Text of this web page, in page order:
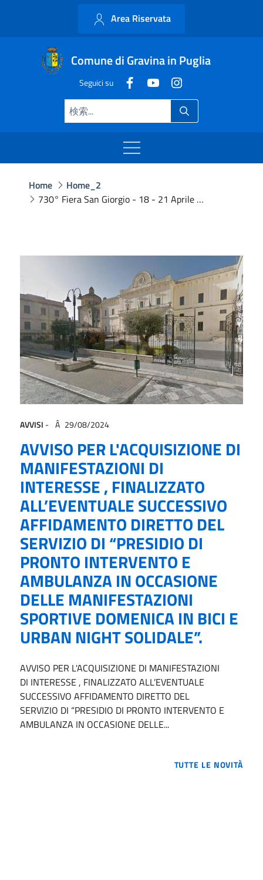
Area Riservata
Comune di Gravina in Puglia
Seguici su
Home
Home_2
730° Fiera San Giorgio - 18 - 21 Aprile 2024
AVVISI - 29/08/2024
AVVISO PER L'ACQUISIZIONE DI
MANIFESTAZIONI DI
INTERESSE , FINALIZZATO
ALL’EVENTUALE SUCCESSIVO
AFFIDAMENTO DIRETTO DEL
SERVIZIO DI “PRESIDIO DI
PRONTO INTERVENTO E
AMBULANZA IN OCCASIONE
DELLE MANIFESTAZIONI
SPORTIVE DOMENICA IN BICI E
URBAN NIGHT SOLIDALE”.
AVVISO PER L'ACQUISIZIONE DI MANIFESTAZIONI
DI INTERESSE , FINALIZZATO ALL’EVENTUALE
SUCCESSIVO AFFIDAMENTO DIRETTO DEL
SERVIZIO DI “PRESIDIO DI PRONTO INTERVENTO E
AMBULANZA IN OCCASIONE DELLE...
TUTTE LE NOVITÀ